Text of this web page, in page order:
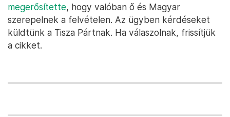
megerősítette, hogy valóban ő és Magyar
szerepelnek a felvételen. Az ügyben kérdéseket
küldtünk a Tisza Pártnak. Ha válaszolnak, frissítjük
a cikket.